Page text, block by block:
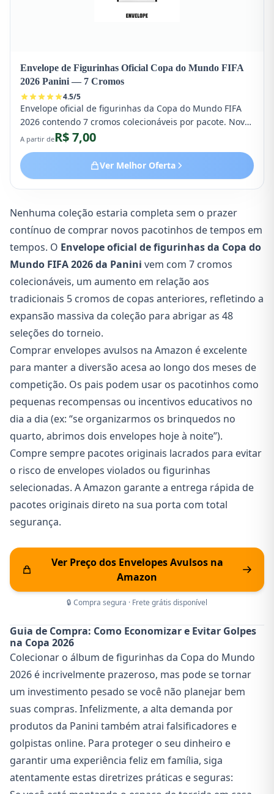
Envelope de Figurinhas Oficial Copa do Mundo FIFA
2026 Panini — 7 Cromos
4.5/5
Envelope oficial de figurinhas da Copa do Mundo FIFA
2026 contendo 7 cromos colecionáveis por pacote. Nova
versão ampliada oficial lançada pela Panini Brasil.
A partir deR$ 7,00
Ver Melhor Oferta
Nenhuma coleção estaria completa sem o prazer
contínuo de comprar novos pacotinhos de tempos em
tempos. O Envelope oficial de figurinhas da Copa do
Mundo FIFA 2026 da Panini vem com 7 cromos
colecionáveis, um aumento em relação aos
tradicionais 5 cromos de copas anteriores, refletindo a
expansão massiva da coleção para abrigar as 48
seleções do torneio.
Comprar envelopes avulsos na Amazon é excelente
para manter a diversão acesa ao longo dos meses de
competição. Os pais podem usar os pacotinhos como
pequenas recompensas ou incentivos educativos no
dia a dia (ex: “se organizarmos os brinquedos no
quarto, abrimos dois envelopes hoje à noite”).
Compre sempre pacotes originais lacrados para evitar
o risco de envelopes violados ou figurinhas
selecionadas. A Amazon garante a entrega rápida de
pacotes originais direto na sua porta com total
segurança.
Ver Preço dos Envelopes Avulsos na
Amazon
🔒 Compra segura · Frete grátis disponível
Guia de Compra: Como Economizar e Evitar Golpes
na Copa 2026
Colecionar o álbum de figurinhas da Copa do Mundo
2026 é incrivelmente prazeroso, mas pode se tornar
um investimento pesado se você não planejar bem
suas compras. Infelizmente, a alta demanda por
produtos da Panini também atrai falsificadores e
golpistas online. Para proteger o seu dinheiro e
garantir uma experiência feliz em família, siga
atentamente estas diretrizes práticas e seguras: